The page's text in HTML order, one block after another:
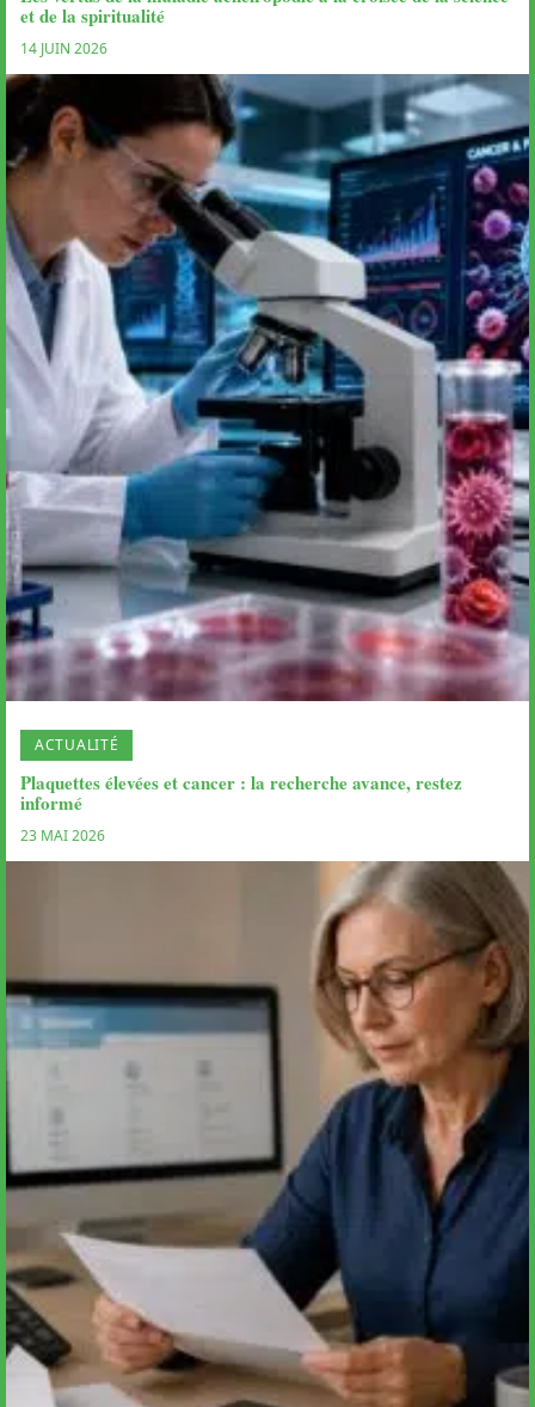
et de la spiritualité
14 JUIN 2026
ACTUALITÉ
Plaquettes élevées et cancer : la recherche avance, restez
informé
23 MAI 2026